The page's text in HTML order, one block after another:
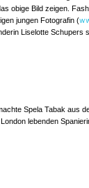
obige Bild zeigen.
jungen Fotografin (
Liselotte Schupers
Spela Tabak aus
lebenden